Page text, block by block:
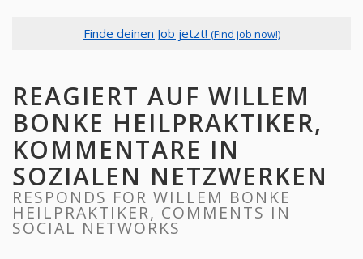
Finde deinen Job jetzt! (Find job now!)
REAGIERT AUF WILLEM
BONKE HEILPRAKTIKER,
KOMMENTARE IN
SOZIALEN NETZWERKEN
RESPONDS FOR WILLEM BONKE
HEILPRAKTIKER, COMMENTS IN
SOCIAL NETWORKS